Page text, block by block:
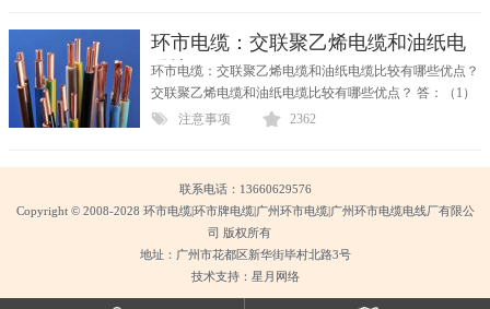
环市电缆：交联聚乙烯电缆和油纸电
缆比
环市电缆：交联聚乙烯电缆和油纸电缆比较有哪些优点？
交联聚乙烯电缆和油纸电缆比较有哪些优点？ 答：（1）
易...
注意事项 2362
联系电话：13660629576
Copyright © 2008-2028 环市电缆|环市牌电缆|广州环市电缆|广州环市电缆电线厂有限公
司 版权所有
地址：广州市花都区新华街毕村北路3号
技术支持：星月网络